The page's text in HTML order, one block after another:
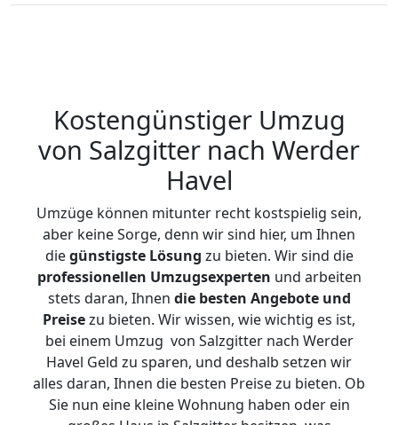
Kostengünstiger Umzug
von Salzgitter nach Werder
Havel
Umzüge können mitunter recht kostspielig sein,
aber keine Sorge, denn wir sind hier, um Ihnen
diegünstigste Lösung zu bieten. Wir sind die
professionellen Umzugsexperten und arbeiten
stets daran, Ihnen die besten Angebote und
Preisezu bieten. Wir wissen, wie wichtig es ist,
bei einem Umzug von Salzgitter nach Werder
Havel Geld zu sparen, und deshalb setzen wir
alles daran, Ihnen die besten Preise zu bieten. Ob
Sie nun eine kleine Wohnung haben oder ein